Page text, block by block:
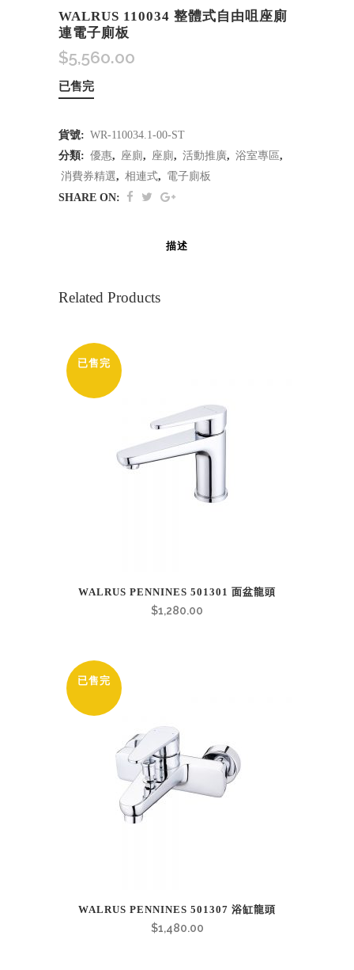
WALRUS 110034 整體式自由咀座廁
連電子廁板
$5,560.00
已售完
貨號: WR-110034.1-00-ST
分類: 優惠, 座廁 , 座廁 , 活動推廣, 浴室專區,
消費券精選, 相連式, 電子廁板
SHARE ON:
描述
Related Products
已售完
WALRUS PENNINES 501301 面盆龍頭
$1,280.00
已售完
WALRUS PENNINES 501307 浴缸龍頭
$1,480.00